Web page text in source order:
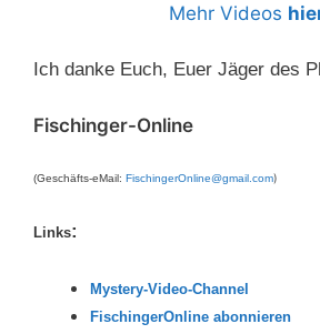
Mehr Videos
Ich danke Euch, Euer Jäger des
Fischinger-Online
(Geschäfts-eMail: FischingerOnline@gmail.com)
Links:
Mystery-Video-Channel
FischingerOnline abonnieren